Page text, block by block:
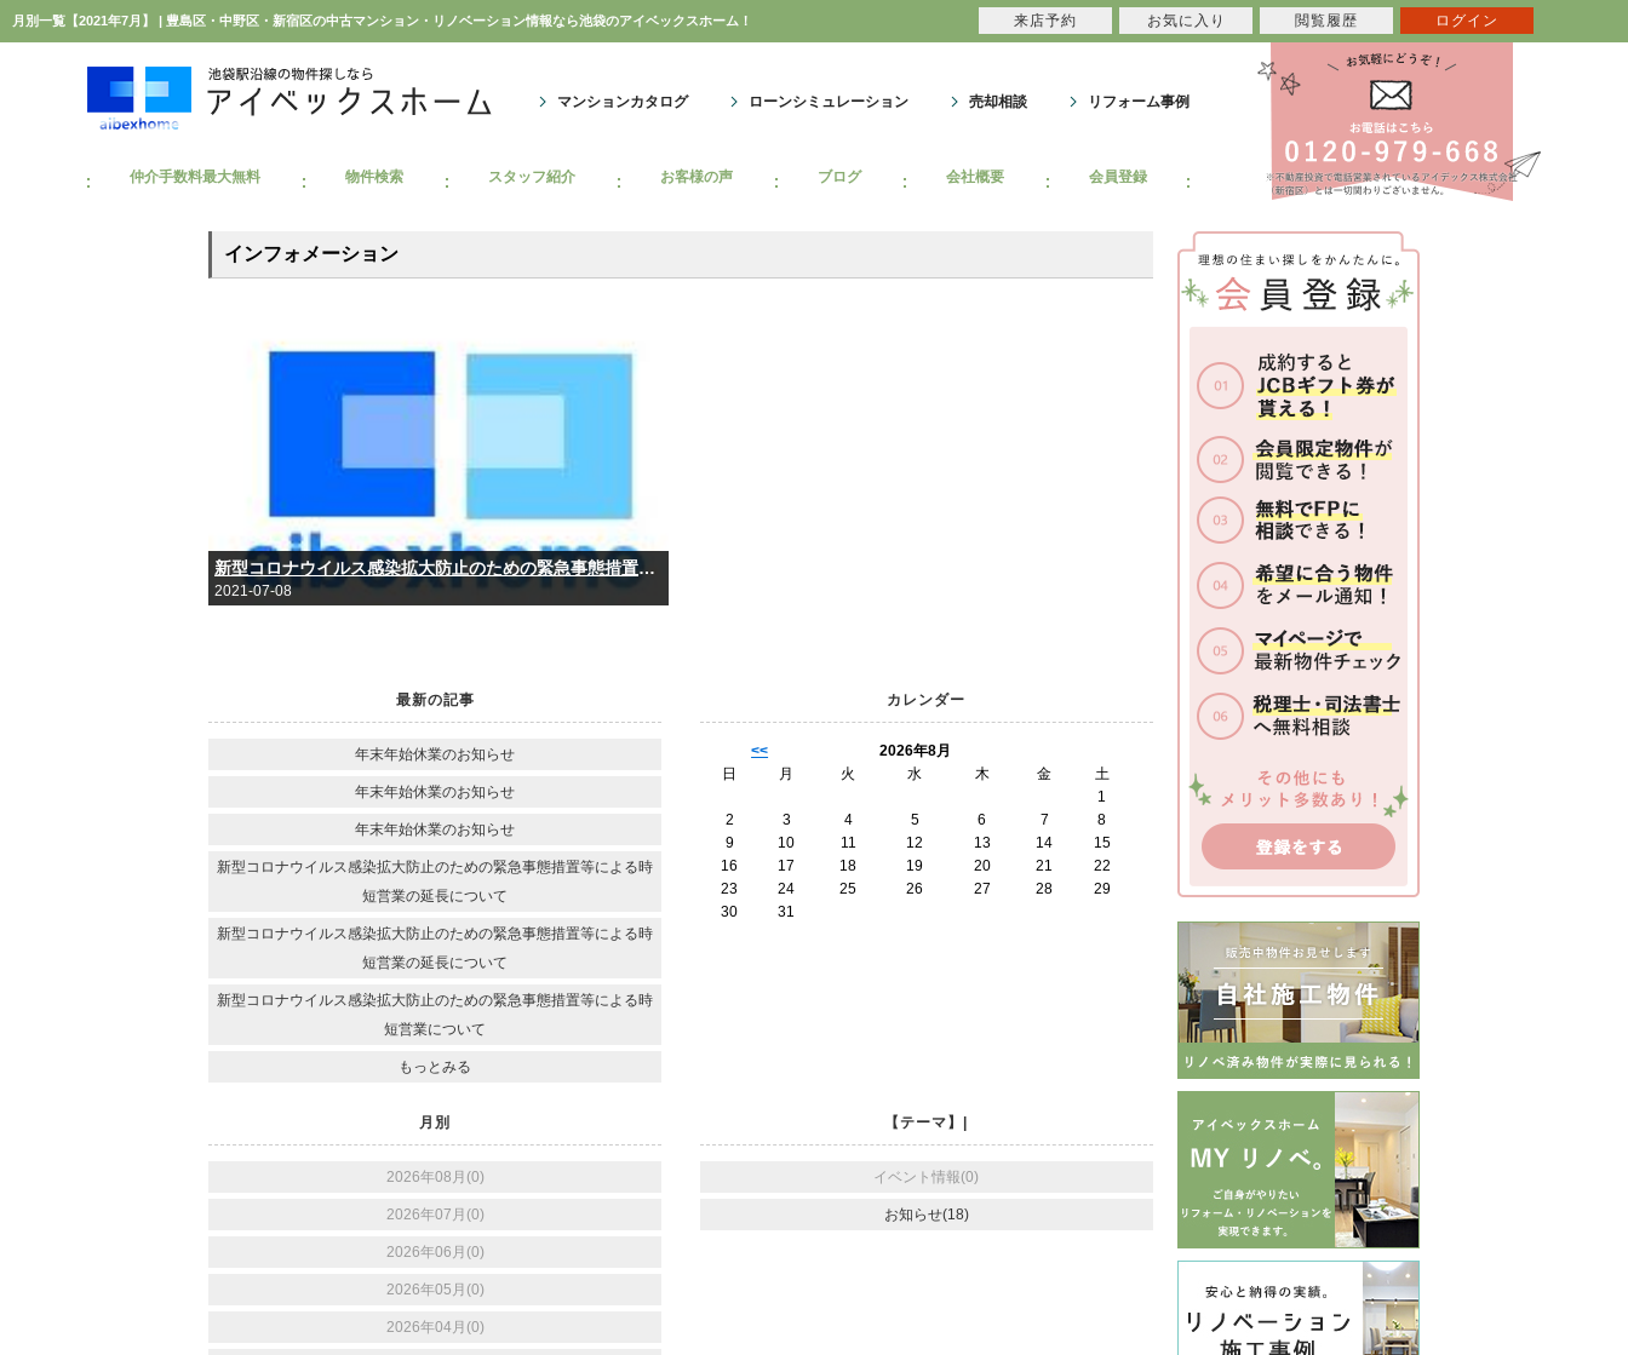
月別一覧【2021年7月】 | 豊島区・中野区・新宿区の中古マンション・リノベーション情報なら池袋のアイベックスホーム！
マンションカタログ ローンシミュレーション 売却相談 リフォーム事例
仲介手数料最大無料 物件検索 スタッフ紹介 お客様の声 ブログ 会社概要 会員登録
インフォメーション
新型コロナウイルス感染拡大防止のための緊急事態措置等による時短営業について
2021-07-08
最新の記事
年末年始休業のお知らせ
年末年始休業のお知らせ
年末年始休業のお知らせ
新型コロナウイルス感染拡大防止のための緊急事態措置等による時
短営業の延長について
新型コロナウイルス感染拡大防止のための緊急事態措置等による時
短営業の延長について
新型コロナウイルス感染拡大防止のための緊急事態措置等による時
短営業について
もっとみる
カレンダー
<<
2026年8月
日
月 火 水 木 金
土
1
2
3 4 5 6 7
8
9
10 11 12 13 14
15
16
17 18 19 20 21
22
23
24 25 26 27 28
29
30
31
月別
2026年08月(0)
2026年07月(0)
2026年06月(0)
2026年05月(0)
2026年04月(0)
【テーマ】|
イベント情報(0)
お知らせ(18)
来店予約 お気に入り 閲覧履歴 ログイン